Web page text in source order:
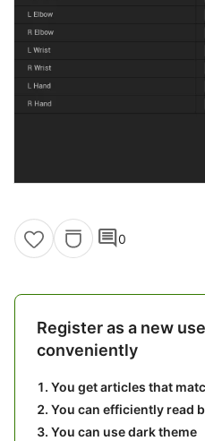
comment0
Register as a new
conveniently
You get articles that
You can efficiently read
You can use dark theme